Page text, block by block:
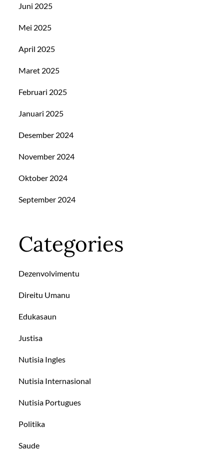
Juni 2025
Mei 2025
April 2025
Maret 2025
Februari 2025
Januari 2025
Desember 2024
November 2024
Oktober 2024
September 2024
Categories
Dezenvolvimentu
Direitu Umanu
Edukasaun
Justisa
Nutisia Ingles
Nutisia Internasional
Nutisia Portugues
Politika
Saude